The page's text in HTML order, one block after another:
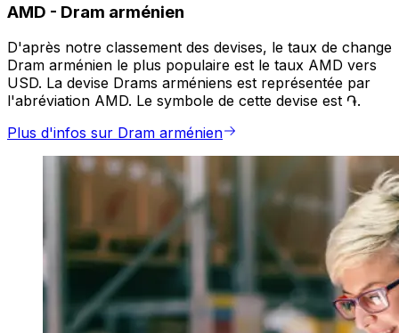
AMD - Dram arménien
D'après notre classement des devises, le taux de change
Dram arménien le plus populaire est le taux AMD vers
USD. La devise Drams arméniens est représentée par
l'abréviation AMD. Le symbole de cette devise est ֏.
Plus d'infos sur Dram arménien